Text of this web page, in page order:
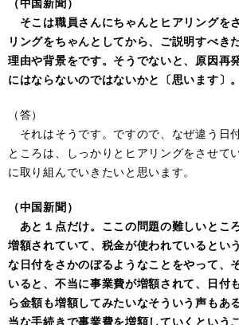
そこは職員さんにちゃんとヒアリングを
リングをちゃんとしてから、ご説明すべき
理由や背景をです。そうでないと、原因再
にはならないのではないかと〔思います〕。
（答）
それはそうです。ですので、なぜ違う日
ところは、しっかりとヒアリングをさせて
に取り組んでいきたいと思います。
（中国新聞）
あと１点だけ。ここの問題の難しいとこ
増額されていて、税金が使われているとい
な日付をさかのぼるようなことをやって、
いると、不当に事業費が増額されて、日付
ら金額も増額してみたいなそういう声もあ
当な手続きで事業費を増額していくという